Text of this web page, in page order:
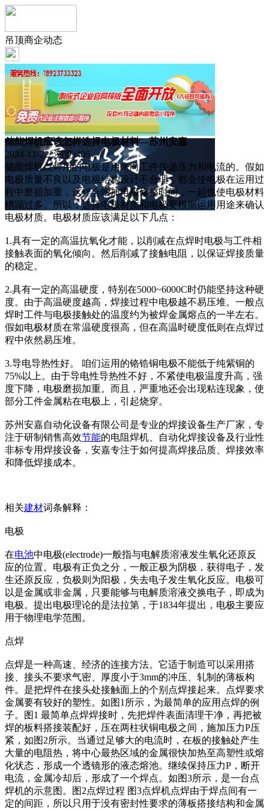
吊顶商企动态
储能焊机应该怎样选择电极材料—苏州安嘉
2024-11-22 浏览:406
储能焊机点焊用的电极是用来向工件传递压力和电流的。假如
电极质量不良以及电极结构设计不合理，都会使电极在运用过
程中磨损加重，这样会增加电极修整时间，一起也使电极材料
糟蹋过多。所以，选择电极材质和电极要根据运用用途来确认
电极材质。电极材质应该满足以下几点：
1.具有一定的高温抗氧化才能，以削减在点焊时电极与工件相
接触表面的氧化倾向。然后削减了接触电阻，以保证焊接质量
的稳定。
2.具有一定的高温硬度，特别在5000~6000C时仍能坚持这种硬
度。由于高温硬度越高，焊接过程中电极越不易压堆。一般点
焊时工件与电极接触处的温度约为被焊金属熔点的一半左右。
假如电极材质在常温硬度很高，但在高温时硬度低则在点焊过
程中依然易压堆。
3.导电导热性好。 咱们运用的铬锆铜电极不能低于纯紫铜的
75%以上。由于导电性导热性不好，不紧使电极温度升高，强
度下降，电极磨损加重。而且，严重地还会出现粘连现象，使
部分工件金属粘在电极上，引起烧穿。
苏州安嘉自动化设备有限公司是专业的焊接设备生产厂家，专
注于研制销售高效节能的电阻焊机、自动化焊接设备及行业性
非标专用焊接设备，安嘉专注于如何提高焊接品质、焊接效率
和降低焊接成本。
相关建材词条解释：
电极
在电池中电极(electrode)一般指与电解质溶液发生氧化还原反
应的位置。电极有正负之分，一般正极为阴极，获得电子，发
生还原反应，负极则为阳极，失去电子发生氧化反应。电极可
以是金属或非金属，只要能够与电解质溶液交换电子，即成为
电极。提出电极理论的是法拉第，于1834年提出，电极主要应
用于物理电学范围。
点焊
点焊是一种高速、经济的连接方法。它适于制造可以采用搭
接、接头不要求气密、厚度小于3mm的冲压、轧制的薄板构
件。是把焊件在接头处接触面上的个别点焊接起来。点焊要求
金属要有较好的塑性。如图1所示，为最简单的应用点焊的例
子。图1 最简单点焊焊接时，先把焊件表面清理干净，再把被
焊的板料搭接装配好，压在两柱状铜电极之间，施加压力P压
紧，如图2所示。当通过足够大的电流时，在板的接触处产生
大量的电阻热，将中心最热区域的金属很快加热至高塑性或熔
化状态，形成一个透镜形的液态熔池。继续保持压力P，断开
电流，金属冷却后，形成了一个焊点。如图3所示，是一台点
焊机的示意图。图2点焊过程 图3点焊机点焊由于焊点间有一
定的间距，所以只用于没有密封性要求的薄板搭接结构和金属